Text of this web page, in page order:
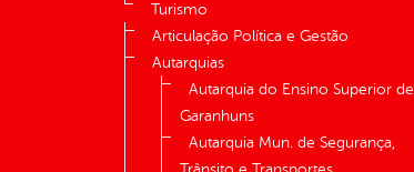
Turismo
Articulação Política e Gestão
Autarquias
Autarquia do Ensino Superior de
Garanhuns
Autarquia Mun. de Segurança,